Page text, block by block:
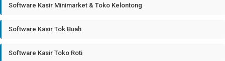
Software Kasir Minimarket & Toko Kelontong
Software Kasir Tok Buah
Software Kasir Toko Roti